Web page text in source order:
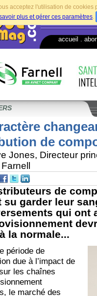
acceptez l'utilisation de
plus et gérer ces paramètres.
accueil
de
Jones, Directeur
de
su garder leur
qui ont
la normale...
période de
due à l’impact de
les chaînes
le marché des